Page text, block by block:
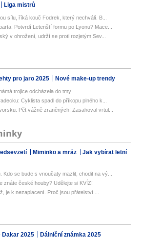
Liga mistrů
sílu, říká kouč Fodrek, který nechválí. B...
Potvrdí Letenští formu po Lyonu? Mace...
v ohrožení, udrží se proti rozjetým Sev...
pro jaro 2025 Nové make-up trendy
trojice odcházela do tmy
Cyklista spadl do příkopu plného k...
Pět vážně zraněných! Zasahoval vrtul...
Miminko a mráz
Jak vybírat letní
Kdo se bude s vnoučaty mazlit, chodit na vý...
znáte české houby? Udělejte si KVÍZ!
je k nezaplacení. Proč jsou přátelství ...
Dakar 2025 Dálniční známka 2025